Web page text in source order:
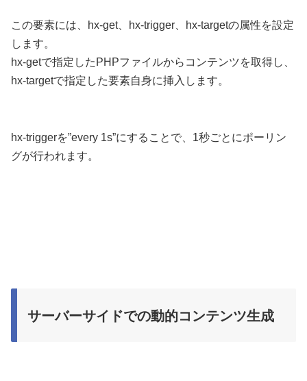
この要素には、hx-get、hx-trigger、hx-targetの属性を設定
します。
hx-getで指定したPHPファイルからコンテンツを取得し、
hx-targetで指定した要素自身に挿入します。
hx-triggerを”every 1s”にすることで、1秒ごとにポーリン
グが行われます。
サーバーサイドでの動的コンテンツ生成